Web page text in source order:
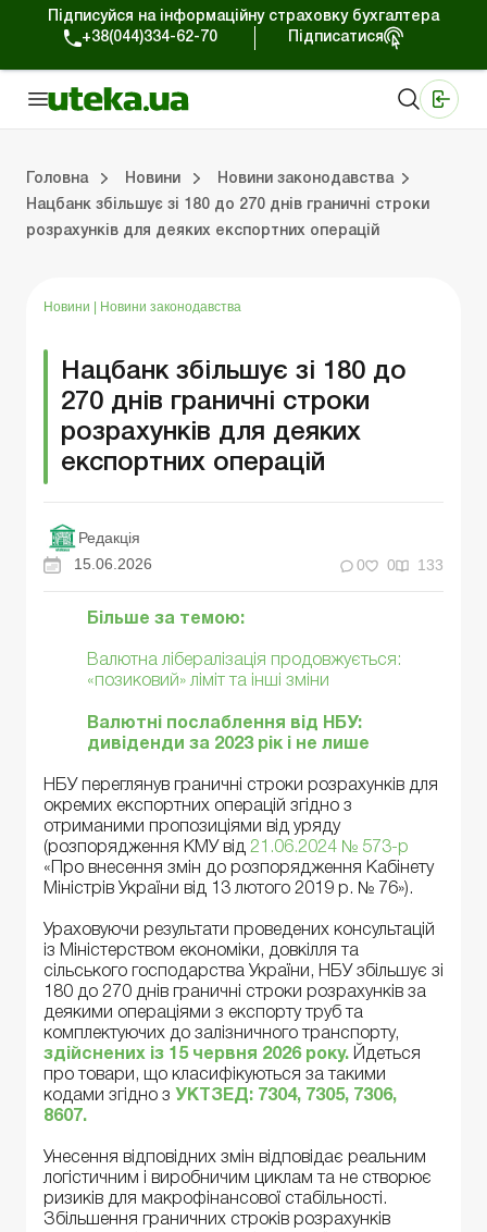
Підписуйся на інформаційну страховку бухгалтера
+38(044)334-62-70
Підписатися
Головна Новини
Новини законодавства
Нацбанк збільшує зі 180 до 270 днів граничні строки
розрахунків для деяких експортних операцій
Новини Новини законодавства
Нацбанк збільшує зі 180 до
270 днів граничні строки
розрахунків для деяких
експортних операцій
Редакція
15.06.2026
0 0 133
Більше за темою:
Валютна лібералізація продовжується:
«позиковий» ліміт та інші зміни
Валютні послаблення від НБУ:
дивіденди за 2023 рік і не лише
НБУ переглянув граничні строки розрахунків для
окремих експортних операцій згідно з
отриманими пропозиціями від уряду
(розпорядження КМУ від 21.06.2024 № 573-р
«Про внесення змін до розпорядження Кабінету
Міністрів України від 13 лютого 2019 р. № 76»).
Ураховуючи результати проведених консультацій
із Міністерством економіки, довкілля та
сільського господарства України, НБУ збільшує зі
180 до 270 днів граничні строки розрахунків за
деякими операціями з експорту труб та
комплектуючих до залізничного транспорту,
здійснених із 15 червня 2026 року. Йдеться
про товари, що класифікуються за такими
кодами згідно з УКТЗЕД: 7304, 7305, 7306,
8607.
Унесення відповідних змін відповідає реальним
логістичним і виробничим циклам та не створює
ризиків для макрофінансової стабільності.
Збільшення граничних строків розрахунків